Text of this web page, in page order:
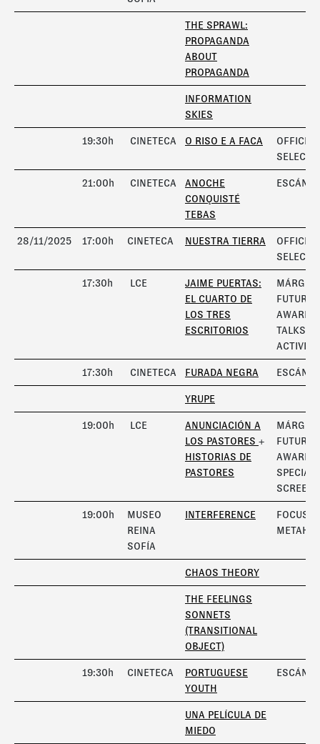
THE SPRAWL:
PROPAGANDA
ABOUT
PROPAGANDA
INFORMATION
SKIES
19:30h CINETECA O RISO E A FACA
OFFICIAL
21:00h CINETECA
ANOCHE
CONQUISTÉ
TEBAS
ESCÁNER
28/11/2025 17:00h CINETECA NUESTRA TIERRA
OFFICIAL
17:30h LCE
JAIME PUERTAS:
EL CUARTO DE
LOS TRES
ESCRITORIOS
FUTURA
AWARD /
TALKS
17:30h CINETECA FURADA NEGRA ESCÁNER
YRUPE
19:00h LCE
ANUNCIACIÓN A
LOS PASTORES +
HISTORIAS DE
PASTORES
FUTURA
AWARD /
SPECIAL
19:00h
MUSEO
REINA
SOFÍA
INTERFERENCE
FOCUS
CHAOS THEORY
THE FEELINGS
SONNETS
(TRANSITIONAL
OBJECT)
19:30h CINETECA
PORTUGUESE
YOUTH
ESCÁNER
UNA PELÍCULA DE
MIEDO